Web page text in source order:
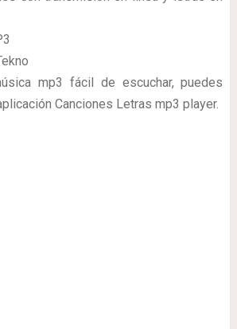
mp3 fácil de escuchar, puedes
Canciones Letras mp3 player.